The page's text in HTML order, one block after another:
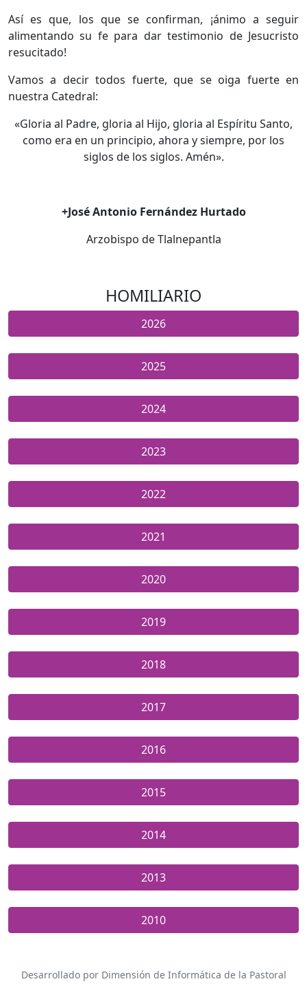
​Así es que, los que se confirman, ¡ánimo a seguir
alimentando su fe para dar testimonio de Jesucristo
resucitado!
​Vamos a decir todos fuerte, que se oiga fuerte en
nuestra Catedral:
«Gloria al Padre, gloria al Hijo, gloria al Espíritu Santo,
como era en un principio, ahora y siempre, por los
siglos de los siglos. Amén».
+José Antonio Fernández Hurtado
Arzobispo de Tlalnepantla
HOMILIARIO
2026
2025
2024
2023
2022
2021
2020
2019
2018
2017
2016
2015
2014
2013
2010
Desarrollado por Dimensión de Informática de la Pastoral